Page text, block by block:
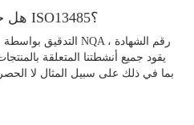
16.هل حصلت على نظام إدارة ISO13485؟
بما في ذلك على سبيل المثال لا الحصر